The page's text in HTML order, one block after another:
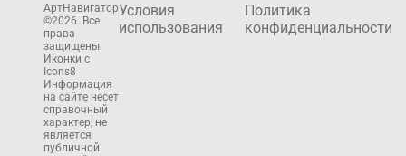
АртНавигатор
©2026. Все
права
защищены.
Иконки с
Icons8
Информация
на сайте несет
справочный
характер, не
является
публичной
Условия
использования
Политика
конфиденциальности